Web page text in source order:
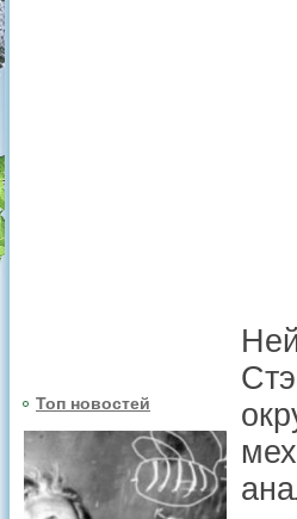
Топ новостей